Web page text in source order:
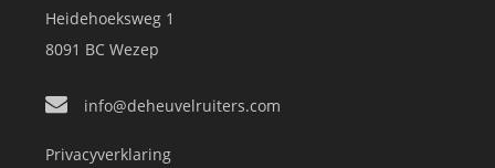
Heidehoeksweg 1
8091 BC Wezep
info@deheuvelruiters.com
Privacyverklaring